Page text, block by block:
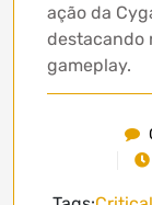
ação da
destacando
gameplay.